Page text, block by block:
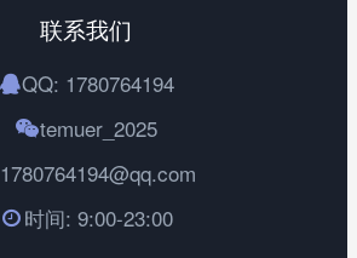
联系我们
QQ: 1780764194
temuer_2025
1780764194@qq.com
时间: 9:00-23:00